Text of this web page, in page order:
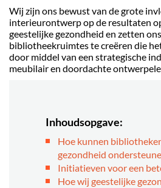
Wij zijn ons bewust van de grote
interieurontwerp op de resultaten
geestelijke gezondheid en zetten
bibliotheekruimtes te creëren die
door middel van een strategische
meubilair en doordachte
Inhoudsopgave:
Hoe kunnen
gezondheid
Initiatieven voor een
Hoe wij geestelijke